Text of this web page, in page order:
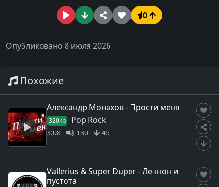
0
Опубликовано 8 июля 2026
Похожие
Александр Монахов - Прости меня
320kb Pop Rock
3:08 130 45
Vallerius & Super Duper - Леннон и
пустота